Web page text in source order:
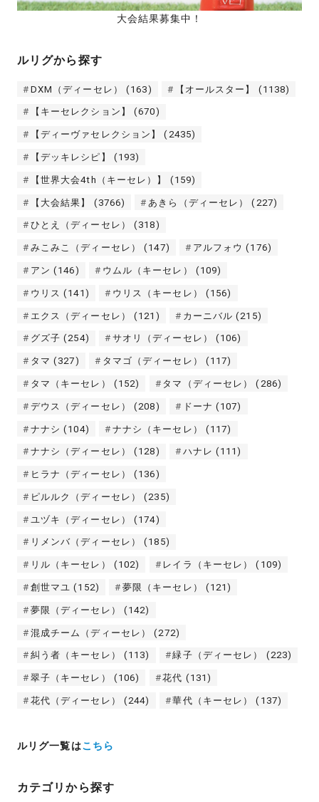
大会結果募集中！
ルリグから探す
DXM（ディーセレ） (163) 【オールスター】 (1138)
【キーセレクション】 (670)
【ディーヴァセレクション】 (2435)
【デッキレシピ】 (193)
【世界大会4th（キーセレ）】 (159)
【大会結果】 (3766) あきら（ディーセレ） (227)
ひとえ（ディーセレ） (318)
みこみこ（ディーセレ） (147) アルフォウ (176)
アン (146) ウムル（キーセレ） (109)
ウリス (141) ウリス（キーセレ） (156)
エクス（ディーセレ） (121) カーニバル (215)
グズ子 (254) サオリ（ディーセレ） (106)
タマ (327) タマゴ（ディーセレ） (117)
タマ（キーセレ） (152) タマ（ディーセレ） (286)
デウス（ディーセレ） (208) ドーナ (107)
ナナシ (104) ナナシ（キーセレ） (117)
ナナシ（ディーセレ） (128) ハナレ (111)
ヒラナ（ディーセレ） (136)
ピルルク（ディーセレ） (235)
ユヅキ（ディーセレ） (174)
リメンバ（ディーセレ） (185)
リル（キーセレ） (102) レイラ（キーセレ） (109)
創世マユ (152) 夢限（キーセレ） (121)
夢限（ディーセレ） (142)
混成チーム（ディーセレ） (272)
糾う者（キーセレ） (113) 緑子（ディーセレ） (223)
翠子（キーセレ） (106) 花代 (131)
花代（ディーセレ） (244) 華代（キーセレ） (137)
ルリグ一覧はこちら
カテゴリから探す